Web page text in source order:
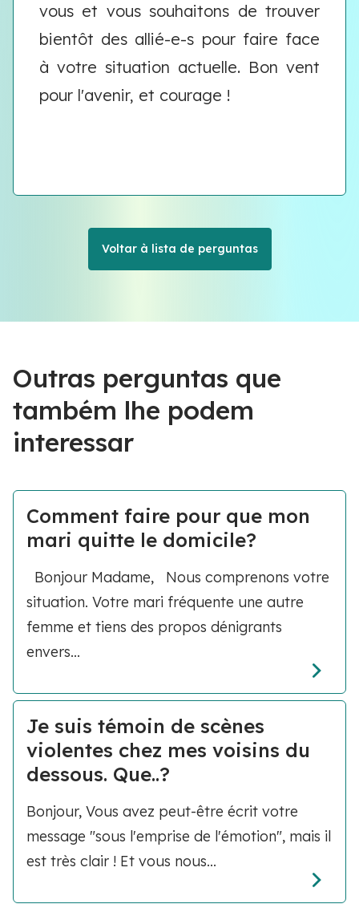
vous et vous souhaitons de trouver
bientôt des allié-e-s pour faire face
à votre situation actuelle. Bon vent
pour l'avenir, et courage !
Voltar à lista de perguntas
Outras perguntas que
também lhe podem
interessar
Comment faire pour que mon
mari quitte le domicile?
Bonjour Madame, Nous comprenons votre
situation. Votre mari fréquente une autre
femme et tiens des propos dénigrants
envers...
Je suis témoin de scènes
violentes chez mes voisins du
dessous. Que..?
Bonjour, Vous avez peut-être écrit votre
message "sous l'emprise de l'émotion", mais il
est très clair ! Et vous nous...